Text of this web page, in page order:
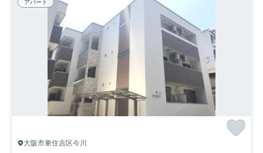
アパート
大阪市東住吉区今川